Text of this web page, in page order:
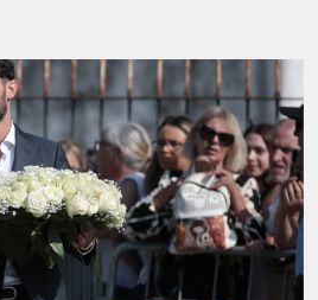
τηλεόραση της TVI, ο Σίλβα
στα μάτια στη μνήμη του
στην εθνική Πορτογαλίας,
δεν θα ξεχαστεί ποτέ» από
τον πόνο της
των παιδιών, των γονιών…